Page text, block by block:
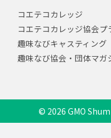
コエテコカレッジ
コエテコカレッジ協会プ
趣味なびキャスティング
趣味なび協会・団体マガ
© 2026 GMO